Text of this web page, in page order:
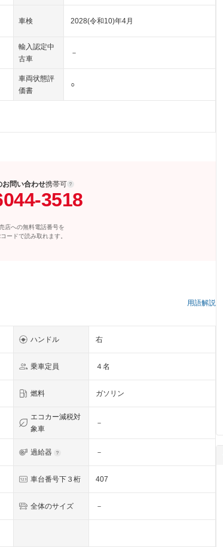
車検 2028(令和10)年4月
輸入認定中
古車
－
車両状態評
価書
○
お問い合わせ携帯可
3518
店への無料電話番号を
ードで読み取れます。
用語解説
ハンドル 右
乗車定員 ４名
燃料 ガソリン
エコカー減税対
象車
－
過給器 －
車台番号下３桁 407
全体のサイズ －